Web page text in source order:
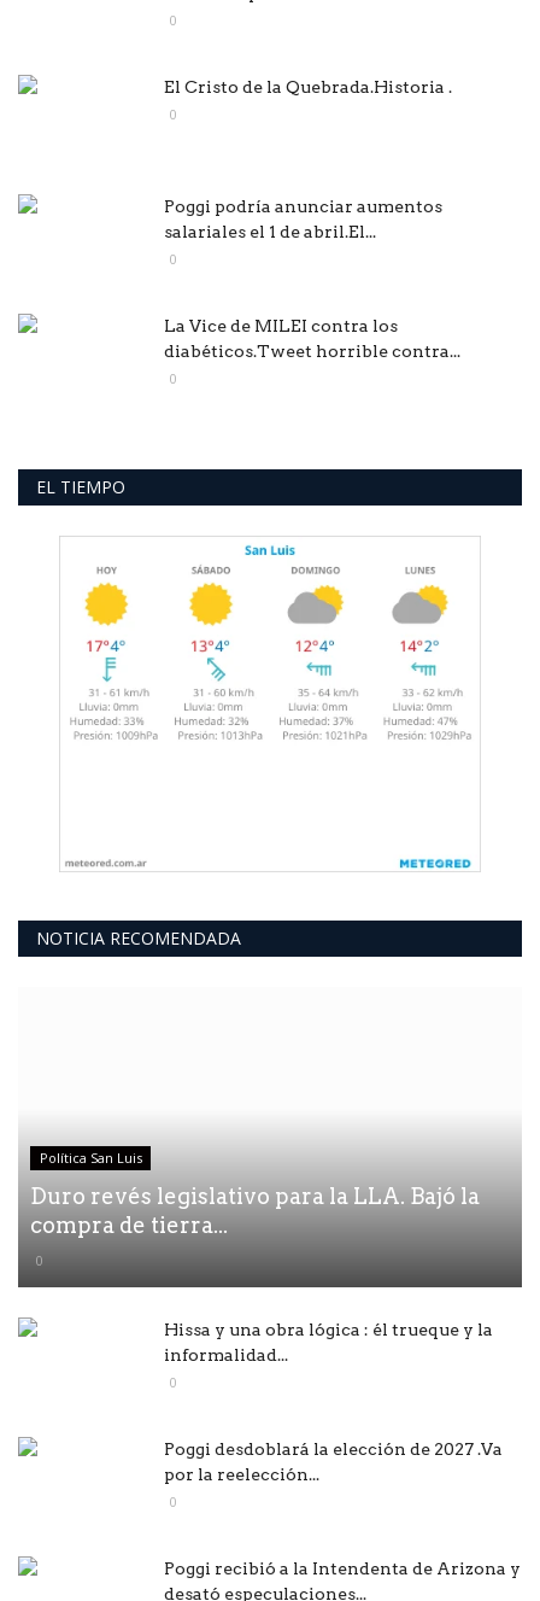
0
El Cristo de la Quebrada.Historia .
0
Poggi podría anunciar aumentos
salariales el 1 de abril.El...
0
La Vice de MILEI contra los
diabéticos.Tweet horrible contra...
0
EL TIEMPO
NOTICIA RECOMENDADA
Política San Luis
Duro revés legislativo para la LLA. Bajó la
compra de tierra...
0
Hissa y una obra lógica : él trueque y la
informalidad...
0
Poggi desdoblará la elección de 2027 .Va
por la reelección...
0
Poggi recibió a la Intendenta de Arizona y
desató especulaciones...